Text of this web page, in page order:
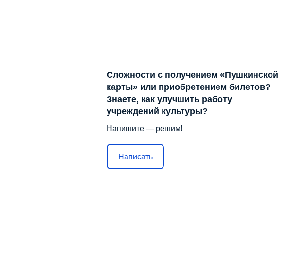
Сложности с получением «Пушкинской
карты» или приобретением билетов?
Знаете, как улучшить работу
учреждений культуры?
Напишите — решим!
Написать